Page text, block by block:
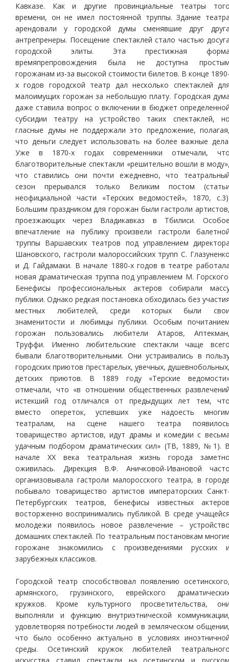
Кавказе. Как и другие провинциальные театры
времени, он не имел постоянной труппы. Здание
арендовали у городской думы сменявшие друг
антрепренеры. Посещение спектаклей стало частью
городской элиты. Эта престижная
времяпрепровождения была не доступна
горожанам из-за высокой стоимости билетов. В конце
х годов городской театр дал несколько спектаклей
малоимущих горожан за небольшую плату. Городская
даже ставила вопрос о включении в бюджет
субсидии театру на устройство таких спектаклей,
гласные думы не поддержали это предложение,
что деньги следует использовать на более важные
Уже в 1870-х годах современники отмечали,
благотворительные спектакли «решительно вошли в
что ставились они почти ежедневно, что
сезон прерывался только Великим постом
неофициальной части «Терских ведомостей», 1870,
Большим праздником для горожан были гастроли
проезжающих через Владикавказ в Тбилиси.
впечатление на публику произвели гастроли
труппы Варшавских театров под управлением
Шановского, гастроли малороссийских трупп С.
и Д. Гайдамаки. В начале 1880-х годов в театре
новая драматическая труппа под управлением М.
Бенефисы профессиональных актеров собирали
публики. Однако редкая постановка обходилась без
местных любителей, среди которых были
знаменитости и любимцы публики. Особым
горожан пользовались любители Атаров,
Труффи. Именно любительские спектакли чаще
бывали благотворительными. Они устраивались в
городских приютов престарелых, увечных,
детских приютов. В 1889 году «Терские
отмечали, что «в отношении общественных
истекший год отличался от предыдущих лет тем,
вместо опереток, успевших уже надоесть
театралам, на сцене нашего театра
товарищество артистов, идут драмы и комедии с
удачным подбором драматических сил» (ТВ, 1889, №1).
начале ХХ века театральная жизнь города
оживилась. Дирекция В.Ф. Аничковой-Ивановой
организовывала гастроли малоросского театра, в
побывало товарищество артистов императорских
Петербургских театров, бенефисы известных
восторженно воспринимались публикой. В среде
молодежи появилось новое развлечение –
домашних спектаклей. По театральным постановкам
горожане знакомились с произведениями русских
зарубежных классиков.
Городской театр способствовал появлению
армянского, грузинского, еврейского
кружков. Кроме культурного просветительства,
выполняли и функцию внутриэтнической
удовлетворяя потребности людей в земляческом
что было особенно актуально в условиях
среды. Осетинский кружок любителей